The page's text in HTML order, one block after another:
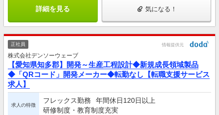
詳細を見る 気になる！
正社員 情報提供元
株式会社デンソーウェーブ
【愛知県知多郡】開発～生産工程設計◆新規成長領域製品
◆「QRコード」開発メーカー◆転勤なし【転職支援サービス
求人】
求人の特徴
フレックス勤務
年間休日120日以上
研修制度・教育制度充実